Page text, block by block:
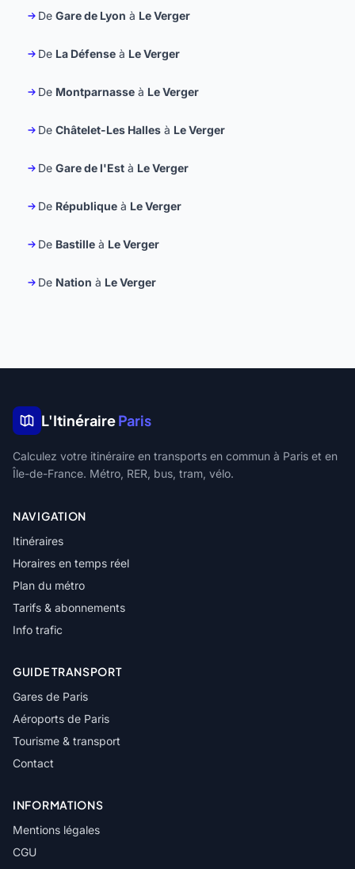
De Gare de Lyon à Le Verger
De La Défense à Le Verger
De Montparnasse à Le Verger
De Châtelet-Les Halles à Le Verger
De Gare de l'Est à Le Verger
De République à Le Verger
De Bastille à Le Verger
De Nation à Le Verger
L'ItinéraireParis
Calculez votre itinéraire en transports en commun à Paris et en
Île-de-France. Métro, RER, bus, tram, vélo.
NAVIGATION
Itinéraires
Horaires en temps réel
Plan du métro
Tarifs & abonnements
Info trafic
GUIDE TRANSPORT
Gares de Paris
Aéroports de Paris
Tourisme & transport
Contact
INFORMATIONS
Mentions légales
CGU